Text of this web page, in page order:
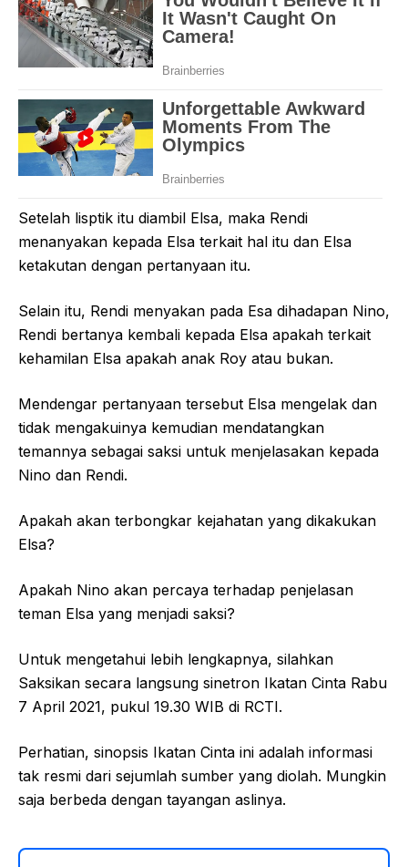
Setelah lisptik itu diambil Elsa, maka Rendi
menanyakan kepada Elsa terkait hal itu dan Elsa
ketakutan dengan pertanyaan itu.
Selain itu, Rendi menyakan pada Esa dihadapan Nino,
Rendi bertanya kembali kepada Elsa apakah terkait
kehamilan Elsa apakah anak Roy atau bukan.
Mendengar pertanyaan tersebut Elsa mengelak dan
tidak mengakuinya kemudian mendatangkan
temannya sebagai saksi untuk menjelasakan kepada
Nino dan Rendi.
Apakah akan terbongkar kejahatan yang dikakukan
Elsa?
Apakah Nino akan percaya terhadap penjelasan
teman Elsa yang menjadi saksi?
Untuk mengetahui lebih lengkapnya, silahkan
Saksikan secara langsung sinetron Ikatan Cinta Rabu
7 April 2021, pukul 19.30 WIB di RCTI.
Perhatian, sinopsis Ikatan Cinta ini adalah informasi
tak resmi dari sejumlah sumber yang diolah. Mungkin
saja berbeda dengan tayangan aslinya.